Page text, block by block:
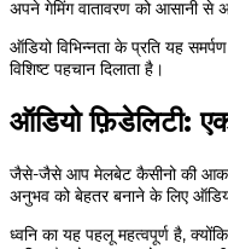
अपने गेमिंग वातावरण को आसानी
ऑडियो विभिन्नता के प्रति यह
विशिष्ट पहचान दिलाता है।
ऑडियो फ़िडेलिटी:
जैसे-जैसे आप मेलबेट कैसीनो की
अनुभव को बेहतर बनाने के लिए
ध्वनि का यह पहलू महत्वपूर्ण है,